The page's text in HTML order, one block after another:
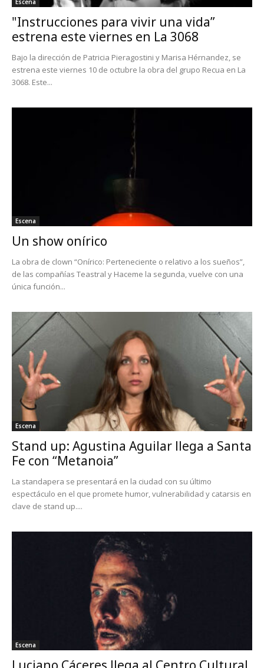
Escena
"Instrucciones para vivir una vida”
estrena este viernes en La 3068
Bajo la dirección de Patricia Pieragostini y Marisa Hérnandez, se
estrena este viernes 10 de octubre la obra del grupo Recua en La
3068. Este...
Escena
Un show onírico
La obra de clown “Onírico: Perteneciente o relativo a los sueños”,
de las compañías Teastral y Haceme la segunda, vuelve con una
única función...
Escena
Stand up: Agustina Aguilar llega a Santa
Fe con “Metanoia”
La standapera se presentará en la ciudad con su último
espectáculo en el que promete humor, vulnerabilidad y catarsis en
clave de stand up....
Escena